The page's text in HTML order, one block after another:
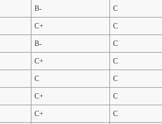
B- C
C+ C
B- C
C+ C
C C
C+ C
C+ C